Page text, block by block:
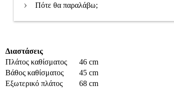
Πότε θα παραλάβω;
Διαστάσεις
Πλάτος καθίσματος
46 cm
Βάθος καθίσματος
45 cm
Εξωτερικό πλάτος
68 cm